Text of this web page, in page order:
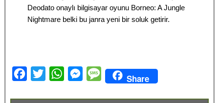
Deodato onaylı bilgisayar oyunu Borneo: A Jungle
Nightmare belki bu janra yeni bir soluk getirir.
W
M
M
Share